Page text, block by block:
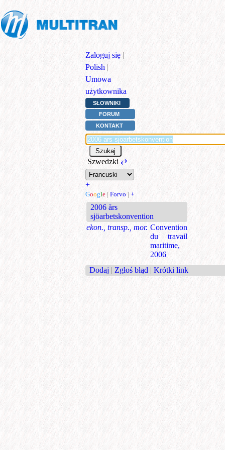
Zaloguj się |
Polish |
Umowa
użytkownika
SŁOWNIKI
FORUM
KONTAKT
Szwedzki ⇄
+
Google | Forvo | +
2006 års
sjöarbetskonvention
ekon., transp., mor. Convention
du travail
maritime,
2006
Dodaj | Zgłoś błąd | Krótki link